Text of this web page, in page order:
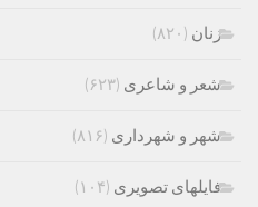
زنان (۸۲۰)
شعر و شاعری (۶۲۳)
شهر و شهرداری (۸۱۶)
فایلهای تصویری (۱۰۴)